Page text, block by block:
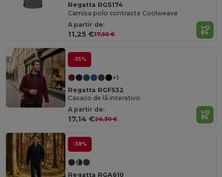
Regatta RGS174
Camisa polo contraste Coolweave
A partir de:
11,25 €17,50 €
-35%
+1
Regatta RGF532
Casaco de lã interativo
A partir de:
17,14 €26,30 €
-38%
Regatta RGA610